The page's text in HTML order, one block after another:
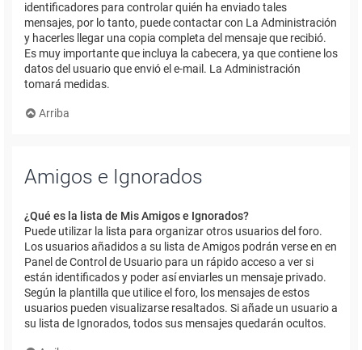
identificadores para controlar quién ha enviado tales
mensajes, por lo tanto, puede contactar con La Administración
y hacerles llegar una copia completa del mensaje que recibió.
Es muy importante que incluya la cabecera, ya que contiene los
datos del usuario que envió el e-mail. La Administración
tomará medidas.
Arriba
Amigos e Ignorados
¿Qué es la lista de Mis Amigos e Ignorados?
Puede utilizar la lista para organizar otros usuarios del foro.
Los usuarios añadidos a su lista de Amigos podrán verse en en
Panel de Control de Usuario para un rápido acceso a ver si
están identificados y poder así enviarles un mensaje privado.
Según la plantilla que utilice el foro, los mensajes de estos
usuarios pueden visualizarse resaltados. Si añade un usuario a
su lista de Ignorados, todos sus mensajes quedarán ocultos.